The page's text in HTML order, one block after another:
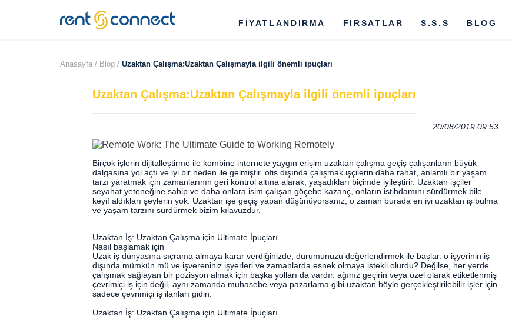
RENT'N
CONNECT
FİYATLANDIRMA FIRSATLAR S.S.S BLOG
Anasayfa / Blog / Uzaktan Çalışma:Uzaktan Çalışmayla ilgili önemli ipuçları
Uzaktan Çalışma:Uzaktan Çalışmayla ilgili önemli ipuçları
20/08/2019 09:53
Birçok işlerin dijitalleştirme ile kombine internete yaygın erişim uzaktan çalışma geçiş çalışanların büyük
dalgasına yol açtı ve iyi bir neden ile gelmiştir. ofis dışında çalışmak işçilerin daha rahat, anlamlı bir yaşam
tarzı yaratmak için zamanlarının geri kontrol altına alarak, yaşadıkları biçimde iyileştirir. Uzaktan işçiler
seyahat yeteneğine sahip ve daha onlara isim çalışan göçebe kazanç, onların istihdamını sürdürmek bile
keyif aldıkları şeylerin yok. Uzaktan işe geçiş yapan düşünüyorsanız, o zaman burada en iyi uzaktan iş bulma
ve yaşam tarzını sürdürmek bizim kılavuzdur.
Uzaktan İş: Uzaktan Çalışma için Ultimate İpuçları
Nasıl başlamak için
Uzak iş dünyasına sıçrama almaya karar verdiğinizde, durumunuzu değerlendirmek ile başlar. o işyerinin iş
dışında mümkün mü ve işvereniniz işyerleri ve zamanlarda esnek olmaya istekli olurdu? Değilse, her yerde
çalışmak sağlayan bir pozisyon almak için başka yolları da vardır. ağınız geçirin veya özel olarak etiketlenmiş
çevrimiçi iş için değil, aynı zamanda muhasebe veya pazarlama gibi uzaktan böyle gerçekleştirilebilir işler için
sadece çevrimiçi iş ilanları gidin.
Uzaktan İş: Uzaktan Çalışma için Ultimate İpuçları